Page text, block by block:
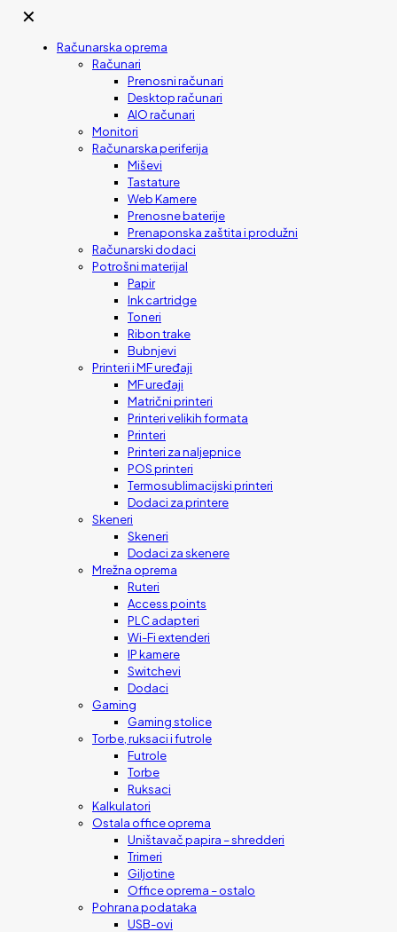
✕
Računarska oprema
Računari
Prenosni računari
Desktop računari
AIO računari
Monitori
Računarska periferija
Miševi
Tastature
Web Kamere
Prenosne baterije
Prenaponska zaštita i produžni
Računarski dodaci
Potrošni materijal
Papir
Ink cartridge
Toneri
Ribon trake
Bubnjevi
Printeri i MF uređaji
MF uređaji
Matrični printeri
Printeri velikih formata
Printeri
Printeri za naljepnice
POS printeri
Termosublimacijski printeri
Dodaci za printere
Skeneri
Skeneri
Dodaci za skenere
Mrežna oprema
Ruteri
Access points
PLC adapteri
Wi-Fi extenderi
IP kamere
Switchevi
Dodaci
Gaming
Gaming stolice
Torbe, ruksaci i futrole
Futrole
Torbe
Ruksaci
Kalkulatori
Ostala office oprema
Uništavač papira – shredderi
Trimeri
Giljotine
Office oprema – ostalo
Pohrana podataka
USB-ovi